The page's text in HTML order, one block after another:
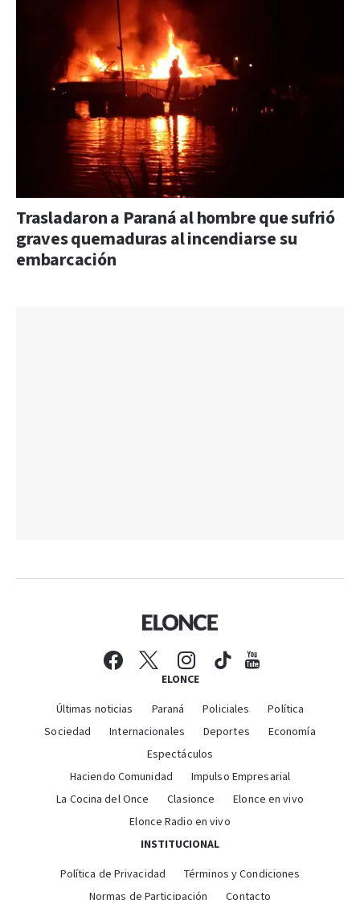
Trasladaron a Paraná al hombre que sufrió
graves quemaduras al incendiarse su
embarcación
ELONCE
Últimas noticias Paraná Policiales
Política
Sociedad
Internacionales Deportes
Economía
Espectáculos
Haciendo Comunidad
Impulso Empresarial
La Cocina del Once
Clasionce
Elonce en vivo
Elonce Radio en vivo
INSTITUCIONAL
Política de Privacidad
Términos y Condiciones